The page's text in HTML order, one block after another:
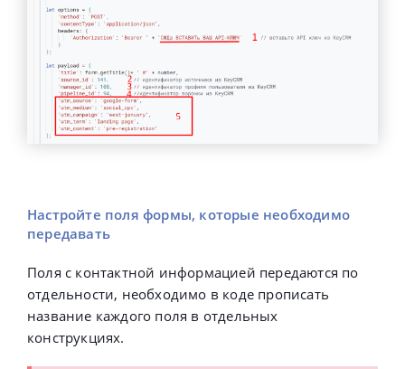
Настройте поля формы, которые необходимо
передавать
Поля с контактной информацией передаются по
отдельности, необходимо в коде прописать
название каждого поля в отдельных
конструкциях.